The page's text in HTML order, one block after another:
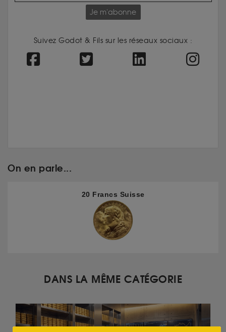
Je m'abonne
Suivez Godot & Fils sur les réseaux sociaux :
On en parle...
20 Francs Suisse
DANS LA MÊME CATÉGORIE